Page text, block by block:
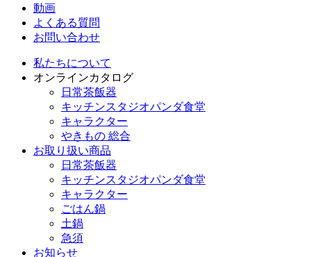
動画
よくある質問
お問い合わせ
私たちについて
オンラインカタログ
日常茶飯器
キッチンスタジオパンダ食堂
キャラクター
やきもの 総合
お取り扱い商品
日常茶飯器
キッチンスタジオパンダ食堂
キャラクター
ごはん鍋
土鍋
急須
お知らせ